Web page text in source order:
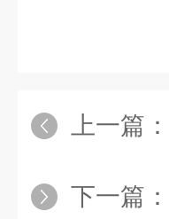
上一篇：
下一篇：